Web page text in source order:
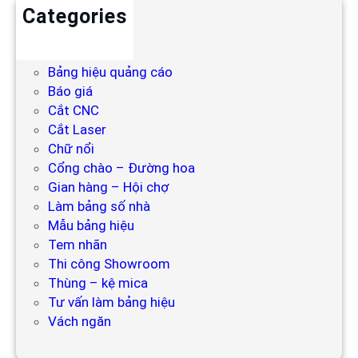
Categories
Bảng hiệu quảng cáo
Báo giá
Cắt CNC
Cắt Laser
Chữ nổi
Cổng chào – Đường hoa
Gian hàng – Hội chợ
Làm bảng số nhà
Mẫu bảng hiệu
Tem nhãn
Thi công Showroom
Thùng – kệ mica
Tư vấn làm bảng hiệu
Vách ngăn